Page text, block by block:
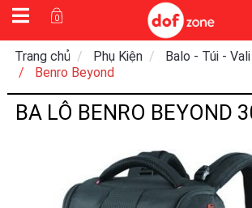
0
Trang chủ Phụ Kiện Balo - Túi - Vali
Benro Beyond
BA LÔ BENRO BEYOND